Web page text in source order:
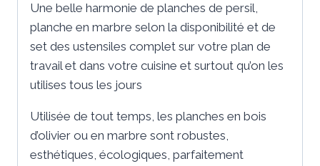
Une belle harmonie de planches de persil,
planche en marbre selon la disponibilité et de
set des ustensiles complet sur votre plan de
travail et dans votre cuisine et surtout qu’on les
utilises tous les jours
Utilisée de tout temps, les planches en bois
d’olivier ou en marbre sont robustes,
esthétiques, écologiques, parfaitement